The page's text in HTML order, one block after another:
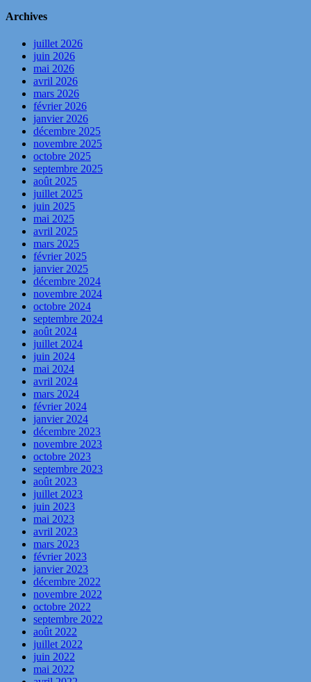
Archives
juillet 2026
juin 2026
mai 2026
avril 2026
mars 2026
février 2026
janvier 2026
décembre 2025
novembre 2025
octobre 2025
septembre 2025
août 2025
juillet 2025
juin 2025
mai 2025
avril 2025
mars 2025
février 2025
janvier 2025
décembre 2024
novembre 2024
octobre 2024
septembre 2024
août 2024
juillet 2024
juin 2024
mai 2024
avril 2024
mars 2024
février 2024
janvier 2024
décembre 2023
novembre 2023
octobre 2023
septembre 2023
août 2023
juillet 2023
juin 2023
mai 2023
avril 2023
mars 2023
février 2023
janvier 2023
décembre 2022
novembre 2022
octobre 2022
septembre 2022
août 2022
juillet 2022
juin 2022
mai 2022